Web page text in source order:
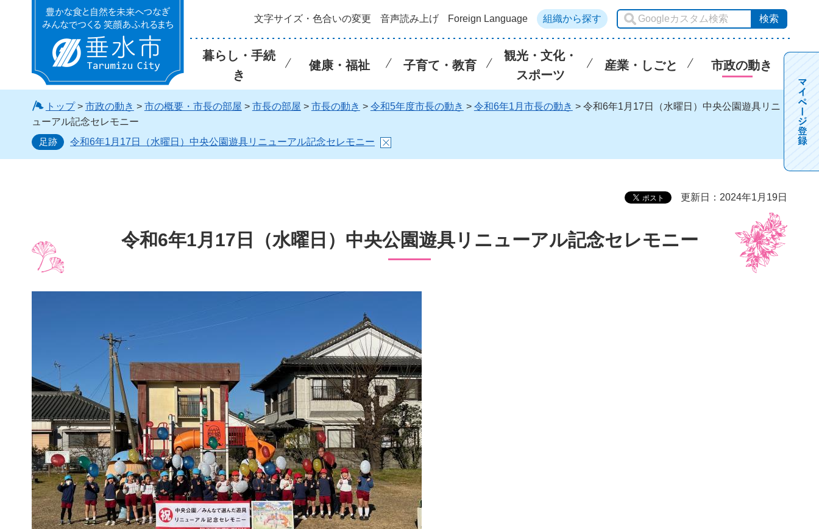
垂水市 文字サイズ・色合いの変更 音声読み上げ Foreign Language 組織から探す
暮らし・手続
き
健康・福祉 子育て・教育
観光・文化・
スポーツ
産業・しごと 市政の動き
トップ> 市政の動き > 市の概要・市長の部屋 > 市長の部屋 > 市長の動き > 令和5年度市長の動き > 令和6年1月市長の動き > 令和6年1月17日（水曜日）中央公園遊具リニ
ューアル記念セレモニー
足跡
令和6年1月17日（水曜日）中央公園遊具リニューアル記念セレモニー
更新日：2024年1月19日
令和6年1月17日（水曜日）中央公園遊具リニューアル記念セレモニー